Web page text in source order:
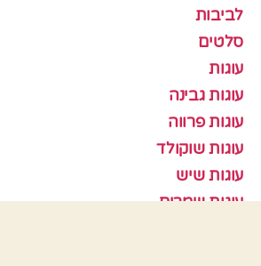
לביבות
סלטים
עוגות
עוגות גבינה
עוגות פרווה
עוגות שוקולד
עוגות שיש
עוגות שמרים